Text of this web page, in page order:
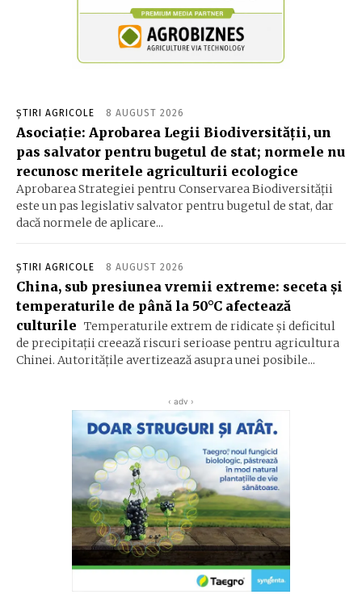
ȘTIRI AGRICOLE 8 AUGUST 2026
Asociație: Aprobarea Legii Biodiversității, un
pas salvator pentru bugetul de stat; normele nu
recunosc meritele agriculturii ecologice
Aprobarea Strategiei pentru Conservarea Biodiversității
este un pas legislativ salvator pentru bugetul de stat, dar
dacă normele de aplicare...
ȘTIRI AGRICOLE 8 AUGUST 2026
China, sub presiunea vremii extreme: seceta și
temperaturile de până la 50°C afectează
culturile Temperaturile extrem de ridicate și deficitul
de precipitații creează riscuri serioase pentru agricultura
Chinei. Autoritățile avertizează asupra unei posibile...
‹ adv ›